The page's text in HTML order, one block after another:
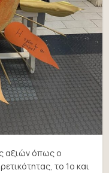
αξιών όπως ο
το 1ο και